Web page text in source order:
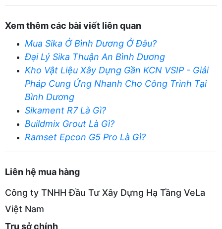
Xem thêm các bài viết liên quan
Mua Sika Ở Bình Dương Ở Đâu?
Đại Lý Sika Thuận An Bình Dương
Kho Vật Liệu Xây Dựng Gần KCN VSIP - Giải
Pháp Cung Ứng Nhanh Cho Công Trình Tại
Bình Dương
Sikament R7 Là Gì?
Buildmix Grout Là Gì?
Ramset Epcon G5 Pro Là Gì?
Liên hệ mua hàng
Công ty TNHH Đầu Tư Xây Dựng Hạ Tầng VeLa
Việt Nam
Trụ sở chính